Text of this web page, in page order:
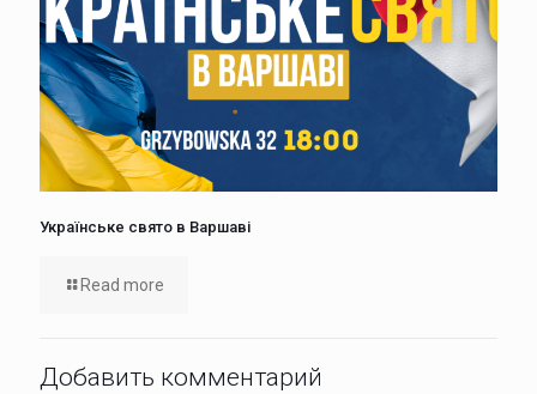
Українське свято в Варшаві
Read more
Добавить комментарий